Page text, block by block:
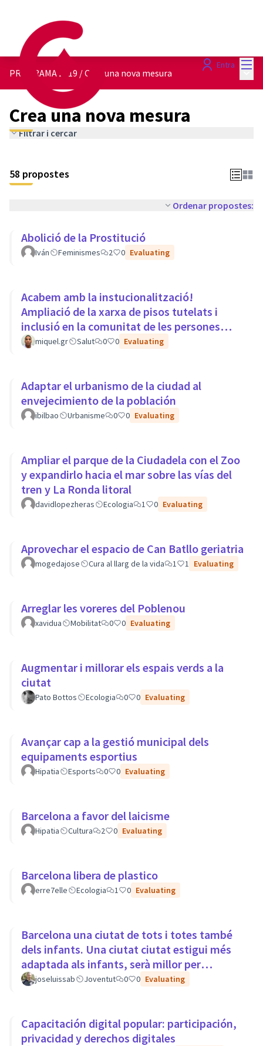
Entra
PROGRAMA 2019 /Crea una nova mesura
Crea una nova mesura
Filtrar i cercar
58 propostes
Ordenar propostes:
Abolició de la Prostitució
Iván Feminismes 2 0 Evaluating
Acabem amb la instucionalització!
Ampliació de la xarxa de pisos tutelats i
inclusió en la comunitat de les persones
amb trastorns mentals.
miquel.gr Salut 0 0 Evaluating
Adaptar el urbanismo de la ciudad al
envejecimiento de la población
ibilbao Urbanisme 0 0 Evaluating
Ampliar el parque de la Ciudadela con el Zoo
y expandirlo hacia el mar sobre las vías del
tren y La Ronda litoral
davidlopezheras Ecologia 1 0 Evaluating
Aprovechar el espacio de Can Batllo geriatria
mogedajose Cura al llarg de la vida 1 1 Evaluating
Arreglar les voreres del Poblenou
xavidua Mobilitat 0 0 Evaluating
Augmentar i millorar els espais verds a la
ciutat
Pato Bottos Ecologia 0 0 Evaluating
Avançar cap a la gestió municipal dels
equipaments esportius
Hipatia Esports 0 0 Evaluating
Barcelona a favor del laicisme
Hipatia Cultura 2 0 Evaluating
Barcelona libera de plastico
erre7elle Ecologia 1 0 Evaluating
Barcelona una ciutat de tots i totes també
dels infants. Una ciutat ciutat estigui més
adaptada als infants, serà millor per
tothom.
joseluissab Joventut 0 0 Evaluating
Capacitación digital popular: participación,
privacidad y derechos digitales